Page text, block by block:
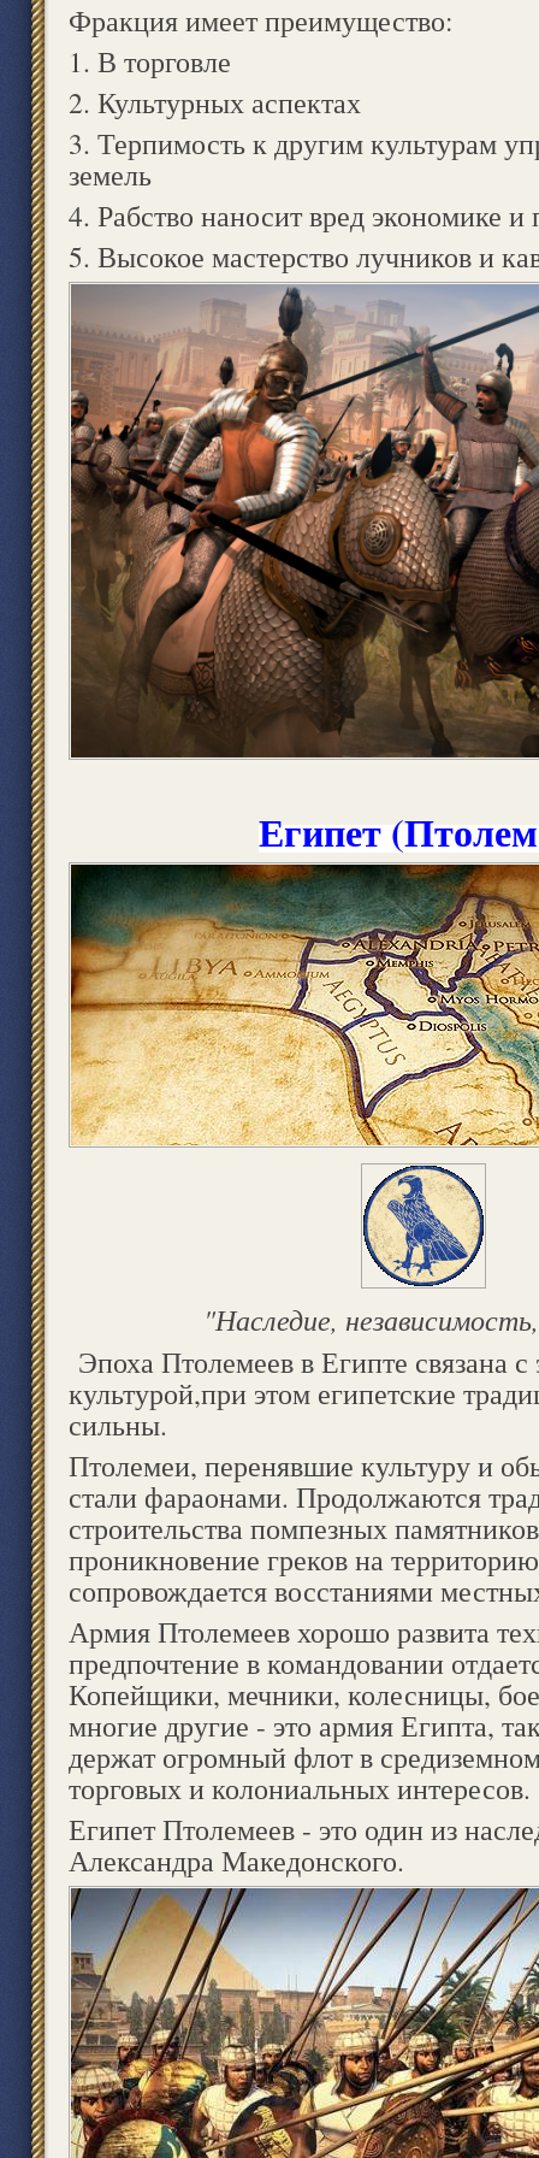
Фракция имеет преимущество:
1. В торговле
2. Культурных аспектах
3. Терпимость к другим культурам
земель
4. Рабство наносит вред экономике и
5. Высокое мастерство лучников и
Египет
"Наследие,
Эпоха Птолемеев в Египте связана
культурой,при этом египетские
сильны.
Птолемеи, перенявшие культуру и
стали фараонами. Продолжаются
строительства помпезных
проникновение греков на
сопровождается восстаниями
Армия Птолемеев хорошо развита
предпочтение в командовании
Копейщики, мечники, колесницы,
многие другие - это армия Египта,
держат огромный флот в
торговых и колониальных интересов.
Египет Птолемеев - это один из
Александра Македонского.